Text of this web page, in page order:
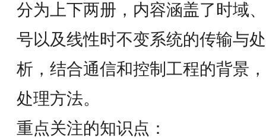
分为上下两册，内容涵盖了时域
号以及线性时不变系统的传输与
析，结合通信和控制工程的背景
处理方法。
重点关注的知识点：